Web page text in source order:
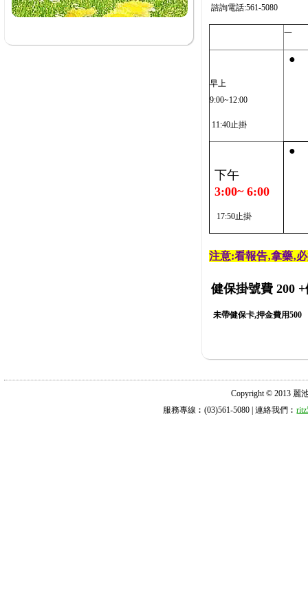
諮詢電話:561-5080
一
早上
9:00~12:00
11:40止掛
●
下午
3:00~ 6:00
17:50止掛
●
注意:看報告‚拿藥‚
健保掛號費 200 +
未帶健保卡,押金費用500
Copyright © 2013 麗
服務專線︰(03)561-5080 | 連絡我們︰